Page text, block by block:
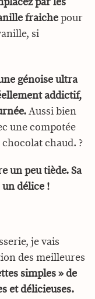
par les
fraiche pour
si
génoise ultra
addictif,
Aussi bien
une compotée
chaud. ?
un peu tiède. Sa
délice !
je vais
des meilleures
simples » de
et délicieuses.